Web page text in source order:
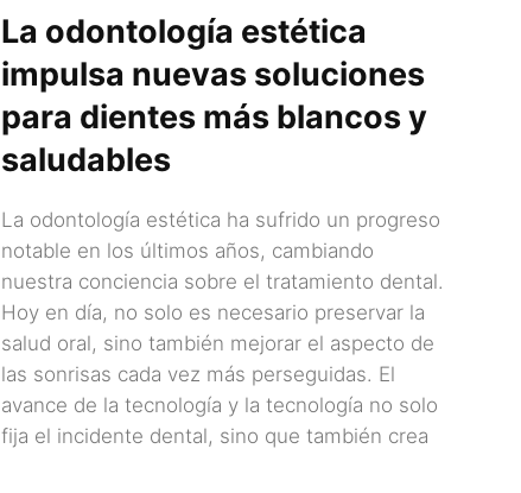
La odontología estética
impulsa nuevas soluciones
para dientes más blancos y
saludables
La odontología estética ha sufrido un progreso
notable en los últimos años, cambiando
nuestra conciencia sobre el tratamiento dental.
Hoy en día, no solo es necesario preservar la
salud oral, sino también mejorar el aspecto de
las sonrisas cada vez más perseguidas. El
avance de la tecnología y la tecnología no solo
fija el incidente dental, sino que también crea